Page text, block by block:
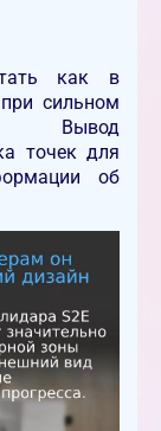
как в
сильном
Вывод
точек для
об